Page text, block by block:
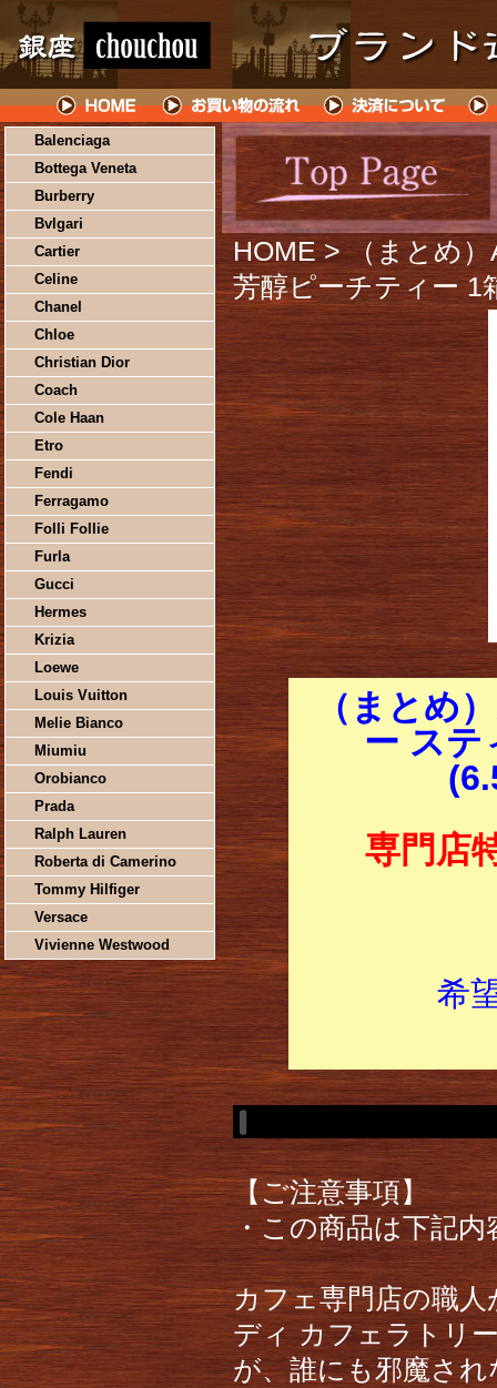
Balenciaga
Bottega Veneta
Burberry
Bvlgari
Cartier
Celine
Chanel
Chloe
Christian Dior
Coach
Cole Haan
Etro
Fendi
Ferragamo
Folli Follie
Furla
Gucci
Hermes
Krizia
Loewe
Louis Vuitton
Melie Bianco
Miumiu
Orobianco
Prada
Ralph Lauren
Roberta di Camerino
Tommy Hilfiger
Versace
Vivienne Westwood
HOME > （まとめ
芳醇ピーチティー 1
（まとめ
ー ステ
専門店
希
【ご注意事項】
・この商品は下記
カフェ専門店の職
ディ カフェラトリ
が、誰にも邪魔さ